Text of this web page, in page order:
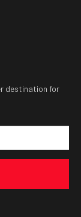
destination for